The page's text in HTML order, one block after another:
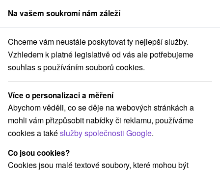
člen skupinySorger
Trnavský kraj Podbranč Kopaničiarska chalupa Podbranč
Kopaničiarska chalupa Podbranč
Podbranč
REZERVACE A VÝBĚR POBYTU
Kontaktujte přímo ubytovatele.
Navigovat do místa
Na vašem soukromí nám záleží
Chceme vám neustále poskytovat ty nejlepší služby.
Vzhledem k platné legislativě od vás ale potřebujeme
souhlas s používáním souborů cookies.
Více o personalizaci a měření
Abychom věděli, co se děje na webových stránkách a
mohli vám přizpůsobit nabídky či reklamu, používáme
cookies a takéslužby společnosti Google.
Co jsou cookies?
Cookies jsou malé textové soubory, které mohou být